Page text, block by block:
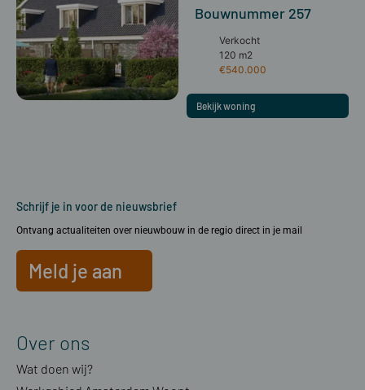
Bouwnummer 257
Verkocht
120 m2
€540.000
Bekijk woning
Schrijf je in voor de nieuwsbrief
Ontvang actualiteiten over nieuwbouw in de regio direct in je mail
Meld je aan
Over ons
Wat doen wij?